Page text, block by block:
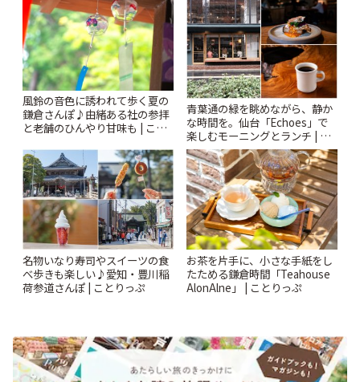
風鈴の音色に誘われて歩く夏の
鎌倉さんぽ♪由緒ある社の参拝
と老舗のひんやり甘味も | こと
青葉通の緑を眺めながら、静か
な時間を。仙台「Echoes」で
楽しむモーニングとランチ | こ
とりっぷ
名物いなり寿司やスイーツの食
べ歩きも楽しい♪愛知・豊川稲
荷参道さんぽ | ことりっぷ
お茶を片手に、小さな手紙をし
たためる鎌倉時間「Teahouse
AlonAlne」 | ことりっぷ